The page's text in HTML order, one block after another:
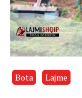
Bota Lajme